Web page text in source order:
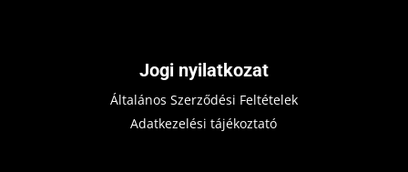
Jogi nyilatkozat
Általános Szerződési Feltételek
Adatkezelési tájékoztató